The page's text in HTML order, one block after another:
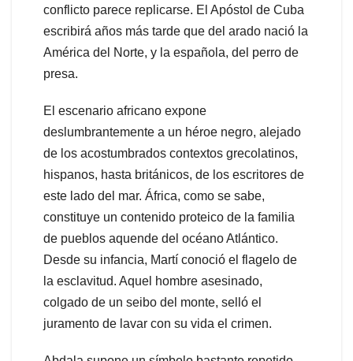
conflicto parece replicarse. El Apóstol de Cuba
escribirá años más tarde que del arado nació la
América del Norte, y la española, del perro de
presa.
El escenario africano expone
deslumbrantemente a un héroe negro, alejado
de los acostumbrados contextos grecolatinos,
hispanos, hasta británicos, de los escritores de
este lado del mar. África, como se sabe,
constituye un contenido proteico de la familia
de pueblos aquende del océano Atlántico.
Desde su infancia, Martí conoció el flagelo de
la esclavitud. Aquel hombre asesinado,
colgado de un seibo del monte, selló el
juramento de lavar con su vida el crimen.